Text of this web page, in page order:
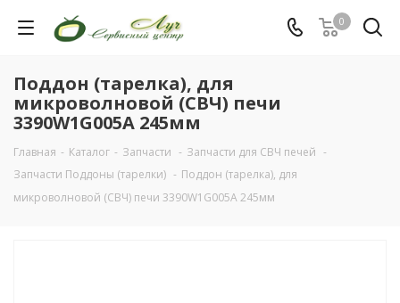
0
Поддон (тарелка), для
микроволновой (СВЧ) печи
3390W1G005A 245мм
Главная - Каталог - Запчасти - Запчасти для СВЧ печей -
Запчасти Поддоны (тарелки) - Поддон (тарелка), для
микроволновой (СВЧ) печи 3390W1G005A 245мм